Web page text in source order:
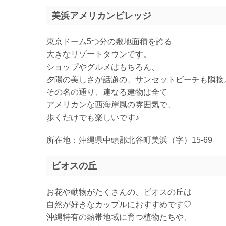
美浜アメリカンビレッジ
東京ドーム5つ分の敷地面積を誇る
大きなリゾートタウンです。
ショップやグルメはもちろん、
夕陽の美しさが話題の、サンセットビーチも隣接
その名の通り、連なる建物は全て
アメリカンな西海岸風の雰囲気で、
歩くだけでも楽しいです♪
所在地：沖縄県中頭郡北谷町美浜（字）15-69
ビオスの丘
お花や動物がたくさんの、ビオスの丘は
自然が好きなカップルにおすすめです♡
沖縄特有の熱帯地域に育つ植物たちや、